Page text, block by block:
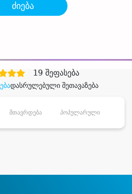
ძიება
დასრულებული შეთავაზება
19 შეფასება
მთავრდება პოპულარული